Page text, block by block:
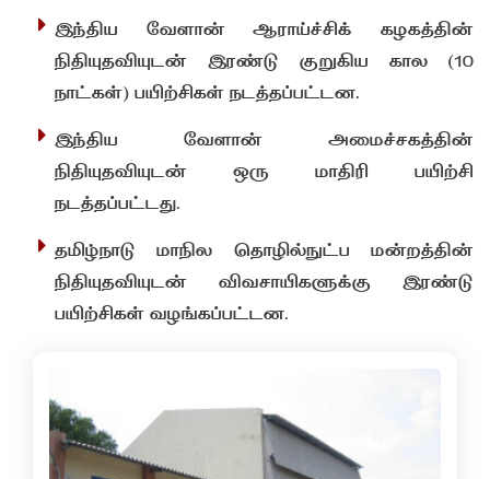
இந்திய வேளான் ஆராய்ச்சிக் கழகத்தின்
நிதியுதவியுடன் இரண்டு குறுகிய கால (10
நாட்கள்) பயிற்சிகள் நடத்தப்பட்டன.
இந்திய வேளான் அமைச்சகத்தின்
நிதியுதவியுடன் ஒரு மாதிரி பயிற்சி
நடத்தப்பட்டது.
தமிழ்நாடு மாநில தொழில்நுட்ப மன்றத்தின்
நிதியுதவியுடன் விவசாயிகளுக்கு இரண்டு
பயிற்சிகள் வழங்கப்பட்டன.